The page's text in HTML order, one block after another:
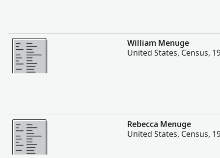
Vairāk
William Menuge
United States, Census,
Vairāk
Rebecca Menuge
United States, Census,